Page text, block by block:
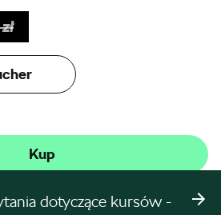
zł
Kup
dotyczące kursów -